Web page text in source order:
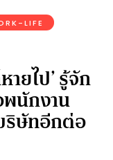
LIFE
ยไป’ รู้จัก
พนักงาน
ริษัทอีกต่อ